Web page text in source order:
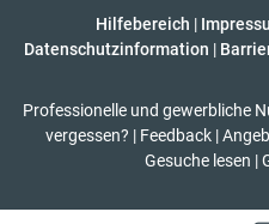
Hilfebereich |
Datenschutzinformation |
Professionelle und gewerbliche
vergessen? | Feedback |
Gesuche lesen |